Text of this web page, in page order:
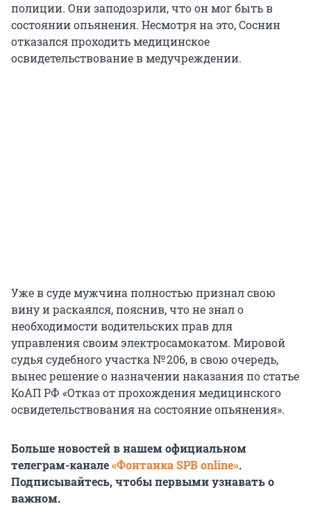
полиции. Они заподозрили, что он мог быть в
состоянии опьянения. Несмотря на это, Соснин
отказался проходить медицинское
освидетельствование в медучреждении.
Уже в суде мужчина полностью признал свою
вину и раскаялся, пояснив, что не знал о
необходимости водительских прав для
управления своим электросамокатом. Мировой
судья судебного участка № 206, в свою очередь,
вынес решение о назначении наказания по статье
КоАП РФ «Отказ от прохождения медицинского
освидетельствования на состояние опьянения».
Больше новостей в нашем официальном
телеграм-канале«Фонтанка SPB online».
Подписывайтесь, чтобы первыми узнавать о
важном.